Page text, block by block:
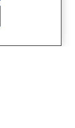
発表＆表彰式は8月9
時から！